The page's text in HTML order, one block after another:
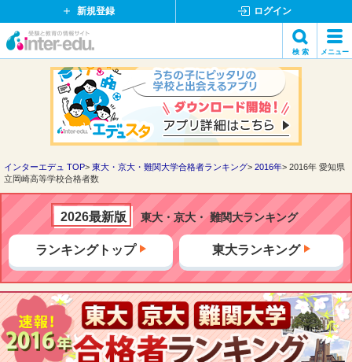
新規登録 ログイン
イ
ド
ッ
ト
検 索 メニュー
検索
インターエデュ TOP 東大・京大・難関大学合格者ランキング 2016年
2016年 愛知県
立岡崎高等学校合格者数
2026最新版 東大・京大・ 難関大ランキング
ランキングトップ 東大ランキング